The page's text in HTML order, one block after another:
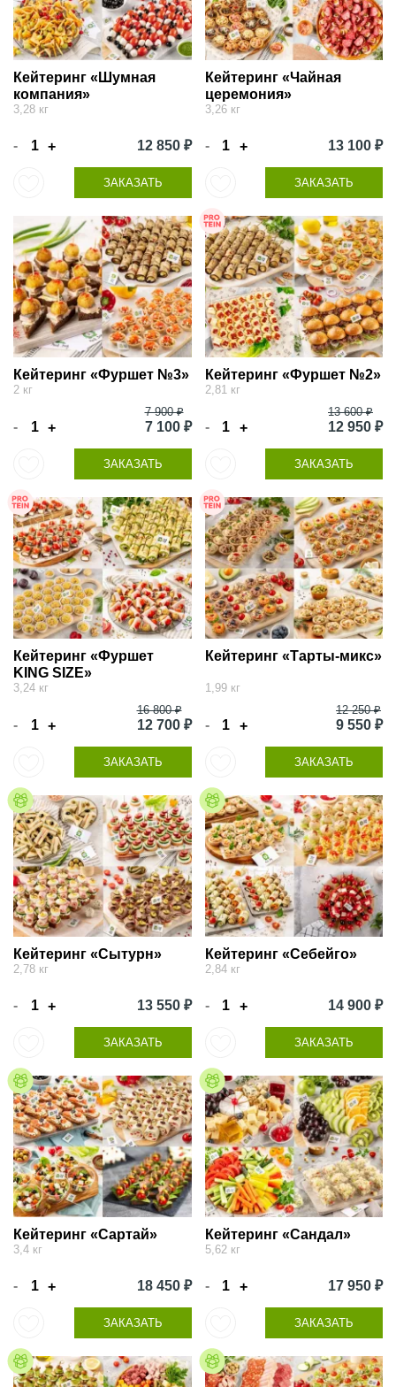
Кейтеринг «Шумная
компания»
3,28 кг
- + 12 850 ₽
ЗАКАЗАТЬ
Кейтеринг «Чайная
церемония»
3,26 кг
- + 13 100 ₽
ЗАКАЗАТЬ
Кейтеринг «Фуршет №3»
2 кг
- +
7 900 ₽
7 100 ₽
ЗАКАЗАТЬ
Кейтеринг «Фуршет №2»
2,81 кг
- +
13 600 ₽
12 950 ₽
ЗАКАЗАТЬ
Кейтеринг «Фуршет
KING SIZE»
3,24 кг
- +
16 800 ₽
12 700 ₽
ЗАКАЗАТЬ
Кейтеринг «Тарты-микс»
1,99 кг
- +
12 250 ₽
9 550 ₽
ЗАКАЗАТЬ
Кейтеринг «Сытурн»
2,78 кг
- + 13 550 ₽
ЗАКАЗАТЬ
Кейтеринг «Себейго»
2,84 кг
- + 14 900 ₽
ЗАКАЗАТЬ
Кейтеринг «Сартай»
3,4 кг
- + 18 450 ₽
ЗАКАЗАТЬ
Кейтеринг «Сандал»
5,62 кг
- + 17 950 ₽
ЗАКАЗАТЬ